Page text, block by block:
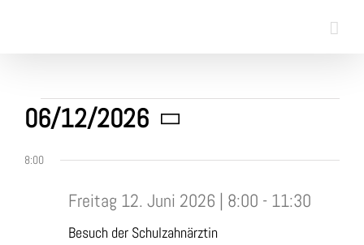
Veranstaltungen
für
12.
06/12/2026
Datum
8:00
Besuch der Schulzahnärztin
Freitag 12. Juni 2026 | 8:00 - 11:30